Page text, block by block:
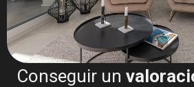
Planos de planta
Conseguir un